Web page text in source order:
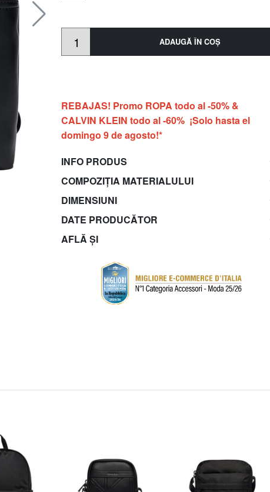
ADAUGĂ ÎN COŞ
REBAJAS! Promo ROPA todo al -50% &
CALVIN KLEIN todo al -60% ¡Solo hasta el
domingo 9 de agosto!*
INFO PRODUS
COMPOZIȚIA MATERIALULUI
DIMENSIUNI
DATE PRODUCĂTOR
AFLĂ ȘI